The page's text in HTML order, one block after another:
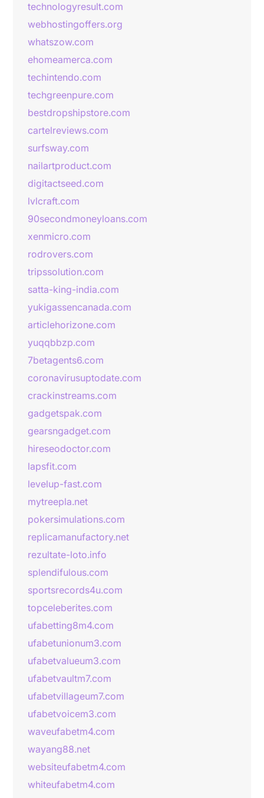
technologyresult.com
webhostingoffers.org
whatszow.com
ehomeamerca.com
techintendo.com
techgreenpure.com
bestdropshipstore.com
cartelreviews.com
surfsway.com
nailartproduct.com
digitactseed.com
lvlcraft.com
90secondmoneyloans.com
xenmicro.com
rodrovers.com
tripssolution.com
satta-king-india.com
yukigassencanada.com
articlehorizone.com
yuqqbbzp.com
7betagents6.com
coronavirusuptodate.com
crackinstreams.com
gadgetspak.com
gearsngadget.com
hireseodoctor.com
lapsfit.com
levelup-fast.com
mytreepla.net
pokersimulations.com
replicamanufactory.net
rezultate-loto.info
splendifulous.com
sportsrecords4u.com
topceleberites.com
ufabetting8m4.com
ufabetunionum3.com
ufabetvalueum3.com
ufabetvaultm7.com
ufabetvillageum7.com
ufabetvoicem3.com
waveufabetm4.com
wayang88.net
websiteufabetm4.com
whiteufabetm4.com